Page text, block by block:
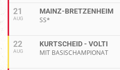
21
AUG
MAINZ-BRETZENHEIM
SS*
22
AUG
KURTSCHEID - VOLTI
MIT BASISCHAMPIONAT